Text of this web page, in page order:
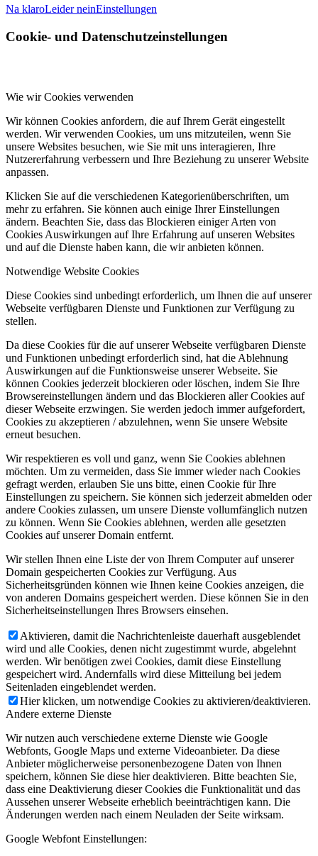
Na klaroLeider neinEinstellungen
Cookie- und Datenschutzeinstellungen
Wie wir Cookies verwenden
Wir können Cookies anfordern, die auf Ihrem Gerät eingestellt
werden. Wir verwenden Cookies, um uns mitzuteilen, wenn Sie
unsere Websites besuchen, wie Sie mit uns interagieren, Ihre
Nutzererfahrung verbessern und Ihre Beziehung zu unserer Website
anpassen.
Klicken Sie auf die verschiedenen Kategorienüberschriften, um
mehr zu erfahren. Sie können auch einige Ihrer Einstellungen
ändern. Beachten Sie, dass das Blockieren einiger Arten von
Cookies Auswirkungen auf Ihre Erfahrung auf unseren Websites
und auf die Dienste haben kann, die wir anbieten können.
Notwendige Website Cookies
Diese Cookies sind unbedingt erforderlich, um Ihnen die auf unserer
Webseite verfügbaren Dienste und Funktionen zur Verfügung zu
stellen.
Da diese Cookies für die auf unserer Webseite verfügbaren Dienste
und Funktionen unbedingt erforderlich sind, hat die Ablehnung
Auswirkungen auf die Funktionsweise unserer Webseite. Sie
können Cookies jederzeit blockieren oder löschen, indem Sie Ihre
Browsereinstellungen ändern und das Blockieren aller Cookies auf
dieser Webseite erzwingen. Sie werden jedoch immer aufgefordert,
Cookies zu akzeptieren / abzulehnen, wenn Sie unsere Website
erneut besuchen.
Wir respektieren es voll und ganz, wenn Sie Cookies ablehnen
möchten. Um zu vermeiden, dass Sie immer wieder nach Cookies
gefragt werden, erlauben Sie uns bitte, einen Cookie für Ihre
Einstellungen zu speichern. Sie können sich jederzeit abmelden oder
andere Cookies zulassen, um unsere Dienste vollumfänglich nutzen
zu können. Wenn Sie Cookies ablehnen, werden alle gesetzten
Cookies auf unserer Domain entfernt.
Wir stellen Ihnen eine Liste der von Ihrem Computer auf unserer
Domain gespeicherten Cookies zur Verfügung. Aus
Sicherheitsgründen können wie Ihnen keine Cookies anzeigen, die
von anderen Domains gespeichert werden. Diese können Sie in den
Sicherheitseinstellungen Ihres Browsers einsehen.
Aktivieren, damit die Nachrichtenleiste dauerhaft ausgeblendet
wird und alle Cookies, denen nicht zugestimmt wurde, abgelehnt
werden. Wir benötigen zwei Cookies, damit diese Einstellung
gespeichert wird. Andernfalls wird diese Mitteilung bei jedem
Seitenladen eingeblendet werden.
Hier klicken, um notwendige Cookies zu aktivieren/deaktivieren.
Andere externe Dienste
Wir nutzen auch verschiedene externe Dienste wie Google
Webfonts, Google Maps und externe Videoanbieter. Da diese
Anbieter möglicherweise personenbezogene Daten von Ihnen
speichern, können Sie diese hier deaktivieren. Bitte beachten Sie,
dass eine Deaktivierung dieser Cookies die Funktionalität und das
Aussehen unserer Webseite erheblich beeinträchtigen kann. Die
Änderungen werden nach einem Neuladen der Seite wirksam.
Google Webfont Einstellungen: